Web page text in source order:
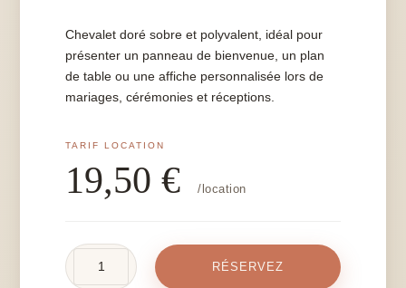
Chevalet doré sobre et polyvalent, idéal pour
présenter un panneau de bienvenue, un plan
de table ou une affiche personnalisée lors de
mariages, cérémonies et réceptions.
19,50€ /location
RÉSERVEZ